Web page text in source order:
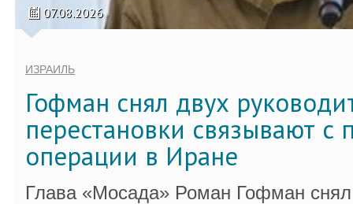
07.08.2026
ИЗРАИЛЬ
Гофман снял двух
перестановки связывают с
операции в Иране
Глава «Мосада» Роман Гофман снял